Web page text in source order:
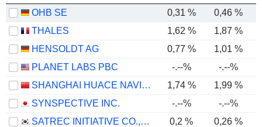
OHB SE 0,31 % 0,46 %
THALES
1,62 % 1,87 %
HENSOLDT AG
0,77 % 1,01 %
PLANET LABS PBC
-.--% -.--%
SHANGHAI HUACE NAVIGATION TECHNOLOGY LTD
1,74 % 1,99 %
SYNSPECTIVE INC.
-.--% -.--%
SATREC INITIATIVE CO., LTD.
0,2 % 0,26 %